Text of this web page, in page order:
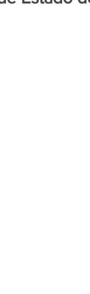
5 estrelas.